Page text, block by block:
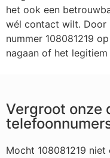
het ook een
wél contact wilt. Door
nummer 108081219
nagaan of het legitiem
Vergroot onze
Mocht 108081219